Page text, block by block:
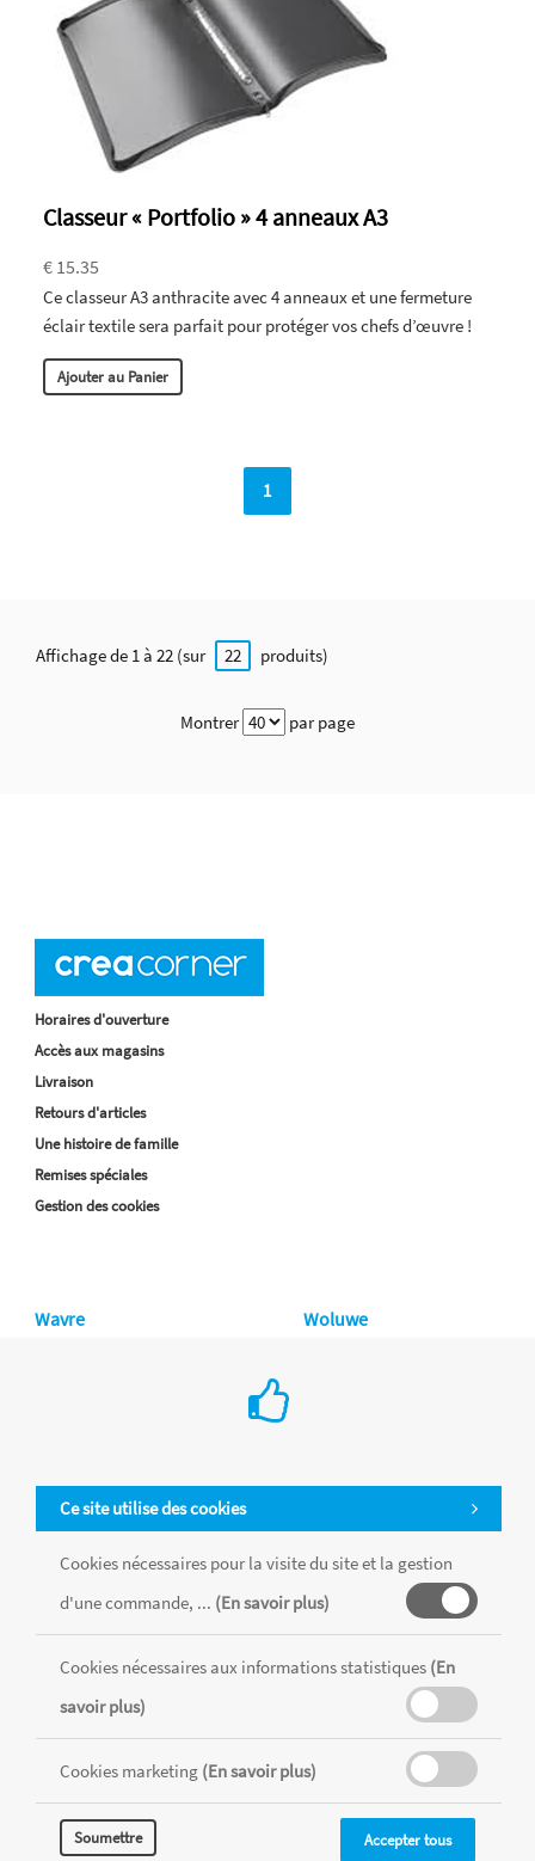
Classeur « Portfolio » 4 anneaux A3
€ 15.35
Ce classeur A3 anthracite avec 4 anneaux et une fermeture
éclair textile sera parfait pour protéger vos chefs d’œuvre !
Ajouter au Panier
1
Affichage de 1 à 22 (sur 22 produits)
Montrer par page
Ce site utilise des cookies
Cookies nécessaires pour la visite du site et la gestion
d'une commande, ... (En savoir plus)
Cookies nécessaires aux informations statistiques (En
savoir plus)
Cookies marketing (En savoir plus)
Soumettre Accepter tous
Horaires d'ouverture
Accès aux magasins
Livraison
Retours d'articles
Une histoire de famille
Remises spéciales
Gestion des cookies
Wavre Woluwe